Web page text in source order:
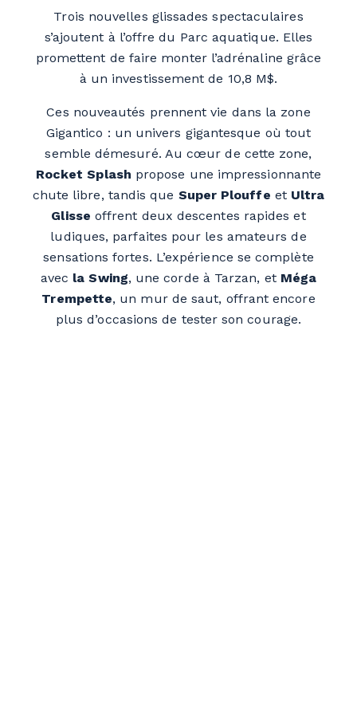
Trois nouvelles glissades spectaculaires
s’ajoutent à l’offre du Parc aquatique. Elles
promettent de faire monter l’adrénaline grâce
à un investissement de 10,8 M$.
Ces nouveautés prennent vie dans la zone
Gigantico : un univers gigantesque où tout
semble démesuré. Au cœur de cette zone,
Rocket Splash propose une impressionnante
chute libre, tandis que Super Plouffe et Ultra
Glisse offrent deux descentes rapides et
ludiques, parfaites pour les amateurs de
sensations fortes. L’expérience se complète
avec la Swing, une corde à Tarzan, et Méga
Trempette, un mur de saut, offrant encore
plus d’occasions de tester son courage.